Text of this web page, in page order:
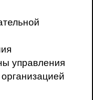
управления